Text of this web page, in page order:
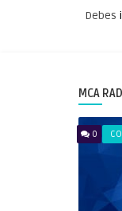
Debes
MCA
0